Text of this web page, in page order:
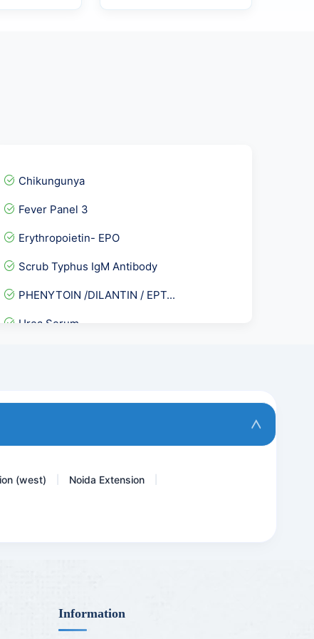
Chikungunya
Fever Panel 3
Erythropoietin- EPO
Scrub Typhus IgM Antibody
PHENYTOIN /DILANTIN / EPT...
Urea Serum
(west) Noida Extension
Information